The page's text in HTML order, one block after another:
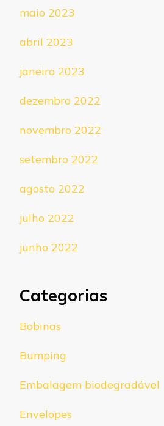
maio 2023
abril 2023
janeiro 2023
dezembro 2022
novembro 2022
setembro 2022
agosto 2022
julho 2022
junho 2022
Categorias
Bobinas
Bumping
Embalagem biodegradável
Envelopes